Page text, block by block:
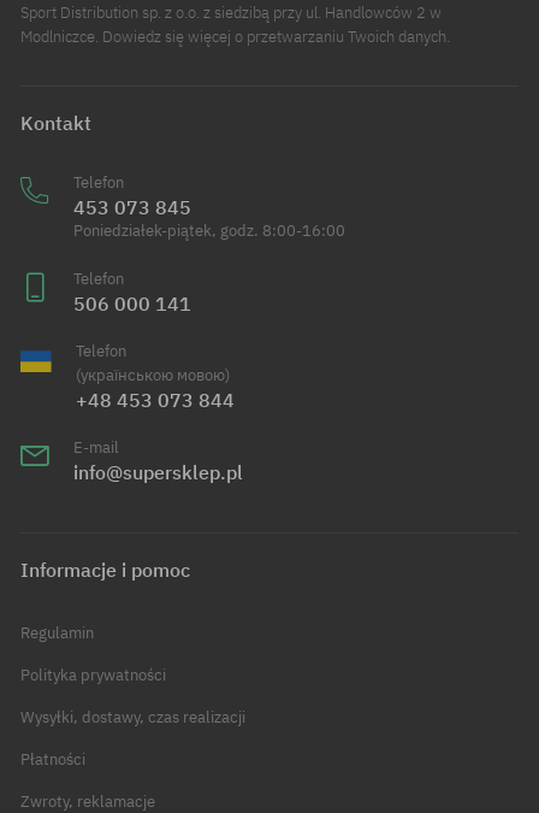
Sport Distribution sp. z o.o. z siedzibą przy ul. Handlowców 2 w
Modlniczce. Dowiedz się więcej o przetwarzaniu Twoich danych.
Kontakt
Telefon
453 073 845
Poniedziałek-piątek, godz. 8:00-16:00
Telefon
506 000 141
Telefon
(українською мовою)
+48 453 073 844
E-mail
info@supersklep.pl
Informacje i pomoc
Regulamin
Polityka prywatności
Wysyłki, dostawy, czas realizacji
Płatności
Zwroty, reklamacje